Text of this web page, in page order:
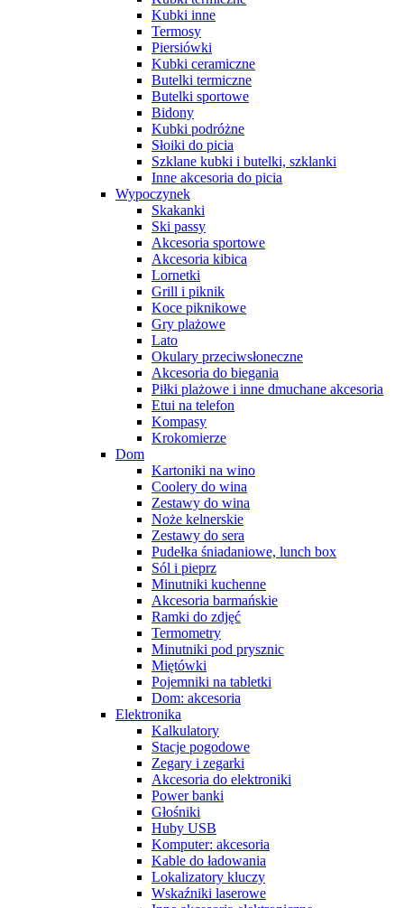
Kubki inne
Termosy
Piersiówki
Kubki ceramiczne
Butelki termiczne
Butelki sportowe
Bidony
Kubki podróżne
Słoiki do picia
Szklane kubki i butelki, szklanki
Inne akcesoria do picia
Wypoczynek
Skakanki
Ski passy
Akcesoria sportowe
Akcesoria kibica
Lornetki
Grill i piknik
Koce piknikowe
Gry plażowe
Lato
Okulary przeciwsłoneczne
Akcesoria do biegania
Piłki plażowe i inne dmuchane akcesoria
Etui na telefon
Kompasy
Krokomierze
Dom
Kartoniki na wino
Coolery do wina
Zestawy do wina
Noże kelnerskie
Zestawy do sera
Pudełka śniadaniowe, lunch box
Sól i pieprz
Minutniki kuchenne
Akcesoria barmańskie
Ramki do zdjęć
Termometry
Minutniki pod prysznic
Miętówki
Pojemniki na tabletki
Dom: akcesoria
Elektronika
Kalkulatory
Stacje pogodowe
Zegary i zegarki
Akcesoria do elektroniki
Power banki
Głośniki
Huby USB
Komputer: akcesoria
Kable do ładowania
Lokalizatory kluczy
Wskaźniki laserowe